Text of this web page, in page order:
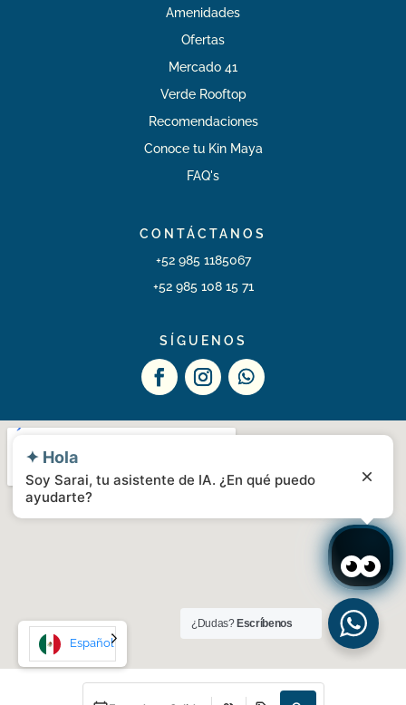
Amenidades
Ofertas
Mercado 41
Verde Rooftop
Recomendaciones
Conoce tu Kin Maya
FAQ's
CONTÁCTANOS
+52 985 1185067
+52 985 108 15 71
SÍGUENOS
¿Dudas? Escríbenos
Español
✦ Hola
Soy Sarai, tu asistente de IA. ¿En qué puedo
ayudarte?